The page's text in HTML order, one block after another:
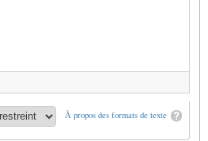
À propos des formats de texte